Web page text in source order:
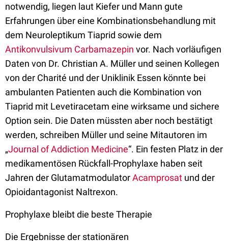
notwendig, liegen laut Kiefer und Mann gute
Erfahrungen über eine Kombinationsbehandlung mit
dem Neuroleptikum Tiaprid sowie dem
Antikonvulsivum Carbamazepin vor. Nach vorläufigen
Daten von Dr. Christian A. Müller und seinen Kollegen
von der Charité und der Uniklinik Essen könnte bei
ambulanten Patienten auch die Kombination von
Tiaprid mit Levetiracetam eine wirksame und sichere
Option sein. Die Daten müssten aber noch bestätigt
werden, schreiben Müller und seine Mitautoren im
„Journal of Addiction Medicine“. Ein festen Platz in der
medikamentösen Rückfall-Prophylaxe haben seit
Jahren der GlutamatmodulatorAcamprosat und der
Opioidantagonist Naltrexon.
Prophylaxe bleibt die beste Therapie
Die Ergebnisse der stationären